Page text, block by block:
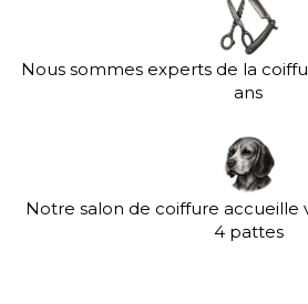
Nous sommes experts de la
ans
Notre salon de coiffure accueille
4 pattes